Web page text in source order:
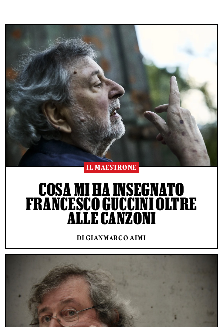
IL MAESTRONE
COSA MI HA INSEGNATO
FRANCESCO GUCCINI OLTRE
ALLE CANZONI
DI GIANMARCO AIMI